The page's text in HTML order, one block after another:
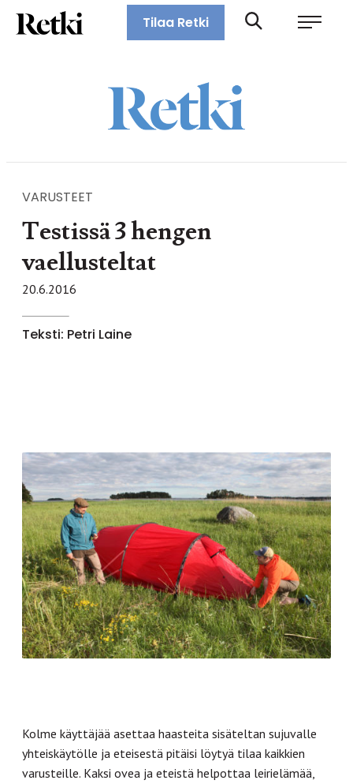
Siirry
suoraan
Retki-lehti
Tilaa Retki
VARUSTEET
Testissä 3 hengen
vaellusteltat
20.6.2016
Teksti: Petri Laine
Kolme käyttäjää asettaa haasteita sisäteltan sujuvalle
yhteiskäytölle ja eteisestä pitäisi löytyä tilaa kaikkien
varusteille. Kaksi ovea ja eteistä helpottaa leirielämää,